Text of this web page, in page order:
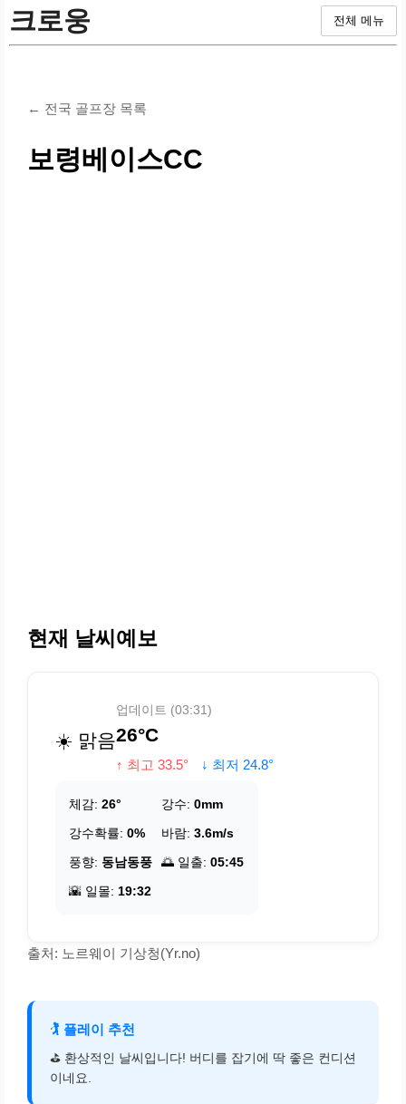
크로웅 전체 메뉴
← 전국 골프장 목록
보령베이스CC
현재 날씨예보
☀️ 맑음
업데이트 (03:31)
26°C
↑ 최고 33.5° ↓ 최저 24.8°
체감: 26° 강수: 0mm
강수확률: 0% 바람: 3.6m/s
풍향: 동남동풍 🌅 일출: 05:45
🌇 일몰: 19:32
출처: 노르웨이 기상청(Yr.no)
🏌️ 플레이 추천
⛳ 환상적인 날씨입니다! 버디를 잡기에 딱 좋은 컨디션
이네요.